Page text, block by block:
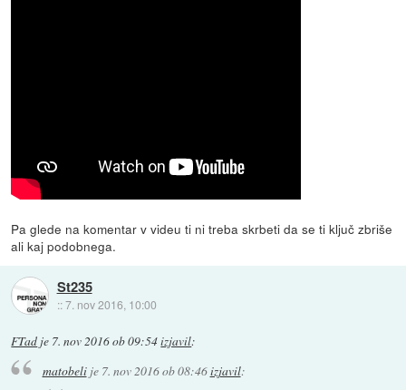
Pa glede na komentar v videu ti ni treba skrbeti da se ti ključ zbriše
ali kaj podobnega.
St235
::7. nov 2016, 10:00
FTad je 7. nov 2016 ob 09:54izjavil:
matobelije 7. nov 2016 ob 08:46izjavil: